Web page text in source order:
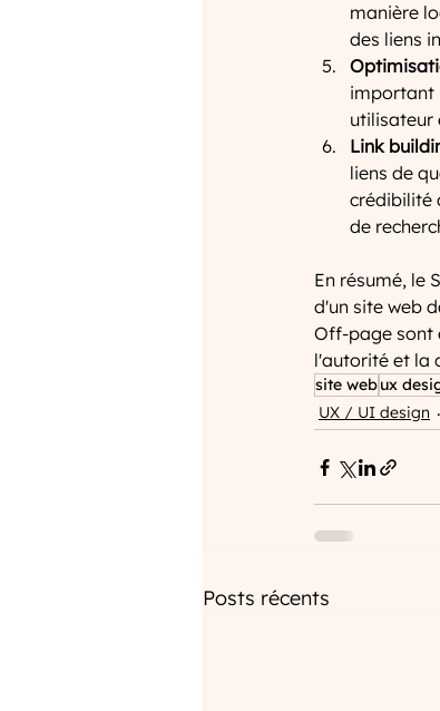
manière
des liens
important
utilisateur
Link
liens de
crédibilité
de
En résumé, le
d'un site web
Off-page sont
l'autorité et la
site webux
UX / UI design
Posts récents